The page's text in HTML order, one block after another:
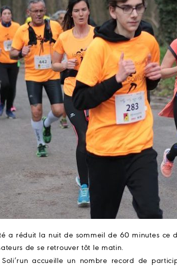
a réduit la nuit de sommeil de 60 minutes ce
de se retrouver tôt le matin.
accueille un nombre record de